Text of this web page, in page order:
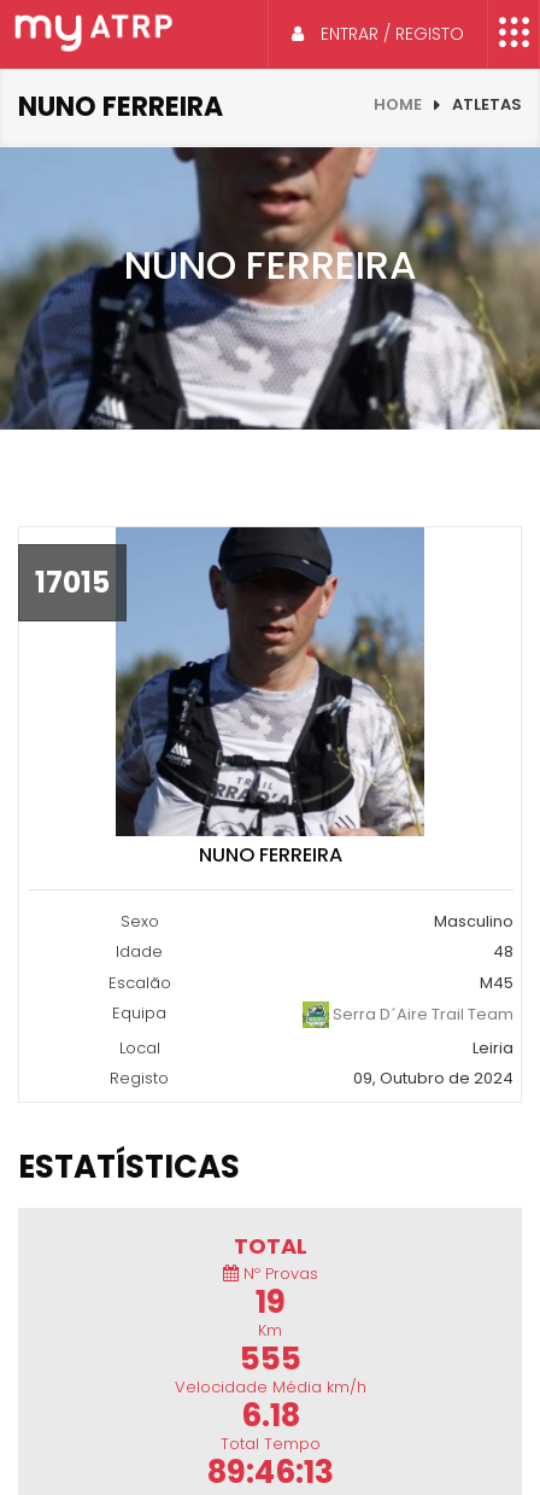
ENTRAR / REGISTO
NUNO FERREIRA HOME ATLETAS
NUNO FERREIRA
17015
NUNO FERREIRA
Sexo
Masculino
Idade
48
Escalão
M45
Equipa
Serra D´Aire Trail Team
Local
Leiria
Registo
09, Outubro de 2024
ESTATÍSTICAS
TOTAL
Nº Provas
19
Km
555
Velocidade Média km/h
6.18
Total Tempo
89:46:13